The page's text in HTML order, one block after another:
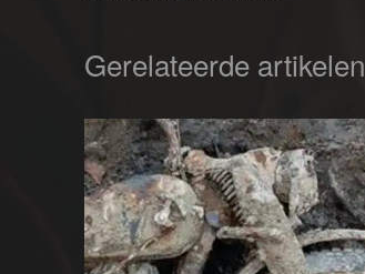
Gerelateerde artikelen